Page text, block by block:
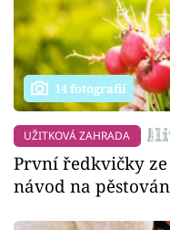
14 fotografií
UŽITKOVÁ ZAHRADA
První ředkvičky
návod na